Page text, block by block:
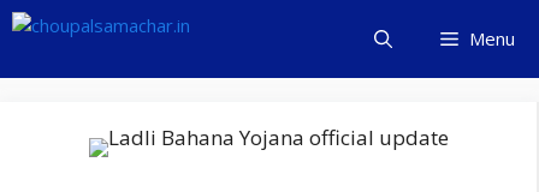
Skip
content
Menu